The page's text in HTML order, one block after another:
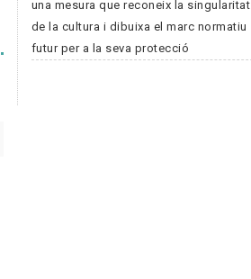
una mesura que reconeix la singularitat
de la cultura i dibuixa el marc normatiu
futur per a la seva protecció